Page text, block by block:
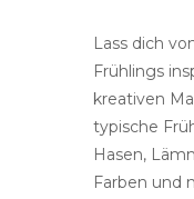
Lass dich
Frühlings
kreativen
typische
Hasen,
Farben und